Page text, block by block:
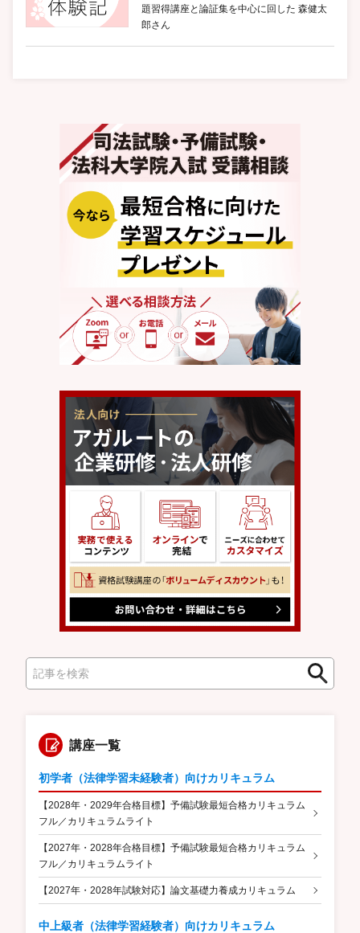
題習得講座と論証集を中心に回した 森健太
郎さん
索
検
講座一覧
初学者（法律学習未経験者）向けカリキュラム
【2028年・2029年合格目標】予備試験最短合格カリキュラム
フル／カリキュラムライト
【2027年・2028年合格目標】予備試験最短合格カリキュラム
フル／カリキュラムライト
【2027年・2028年試験対応】論文基礎力養成カリキュラム
中上級者（法律学習経験者）向けカリキュラム